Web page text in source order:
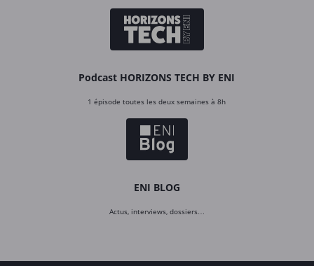
Podcast HORIZONS TECH BY ENI
1 épisode toutes les deux semaines à 8h
ENI BLOG
Actus, interviews, dossiers…